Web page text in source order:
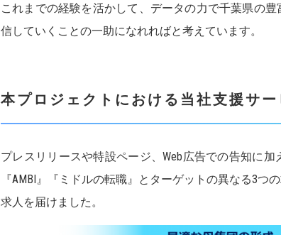
これまでの経験を活かして、データの力で千葉県の
信していくことの一助になれればと考えています。
本プロジェクトにおける当社支援サー
プレスリリースや特設ページ、Web広告での告知に
『AMBI』『ミドルの転職』とターゲットの異なる3
求人を届けました。